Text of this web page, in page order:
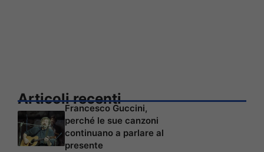
Articoli recenti
Francesco Guccini,
perché le sue canzoni
continuano a parlare al
presente